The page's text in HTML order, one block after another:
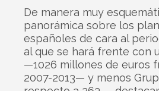
De manera muy
panorámica sobre los
españoles de cara al
al que se hará frente con
—1026 millones de euros
2007-2013— y menos